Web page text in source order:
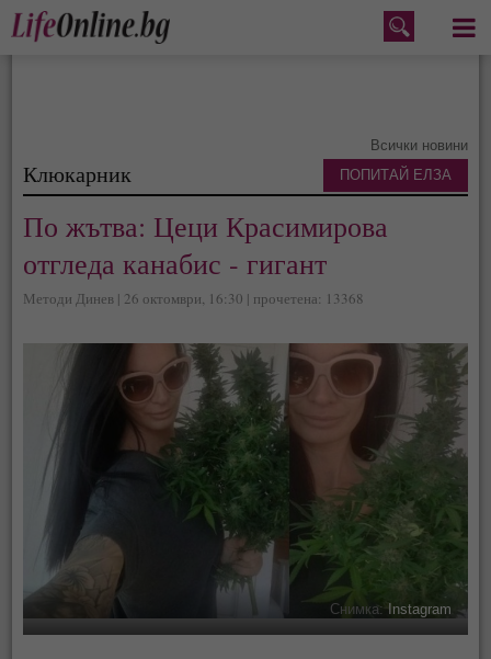
Меню
Всички новини
Клюкарник
По жътва: Цеци Красимирова
отгледа канабис - гигант
Методи Динев | 26 октомври, 16:30 | прочетена: 13368
Снимка: Instagram
ПОПИТАЙ ЕЛЗА